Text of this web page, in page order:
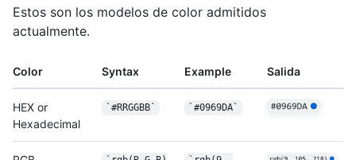
Estos son los modelos de color admitidos
actualmente.
Color Syntax Example Salida
HEX or
Hexadecimal
`#RRGGBB` `#0969DA`